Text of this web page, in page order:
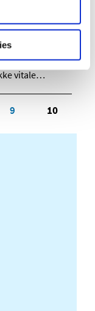
på
udbyde
vitale…
9 10